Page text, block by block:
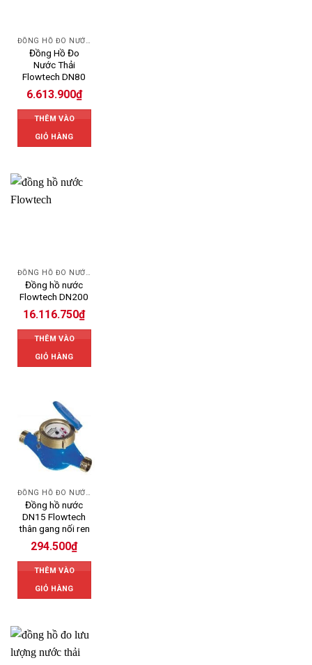
Đồng Hồ Đo
Nước Thải
Flowtech DN80
6.613.900₫
THÊM VÀO
GIỎ HÀNG
Đồng hồ nước
Flowtech DN200
16.116.750₫
THÊM VÀO
GIỎ HÀNG
ĐỒNG HỒ ĐO NƯỚC FLOWTECH
Đồng hồ nước
DN15 Flowtech
thân gang nối ren
294.500₫
THÊM VÀO
GIỎ HÀNG